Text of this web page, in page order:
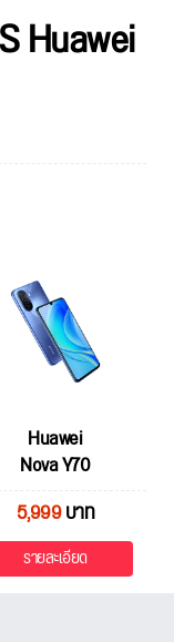
Huawei
Huawei
Nova Y70
5,999บาท
รายละเอียด